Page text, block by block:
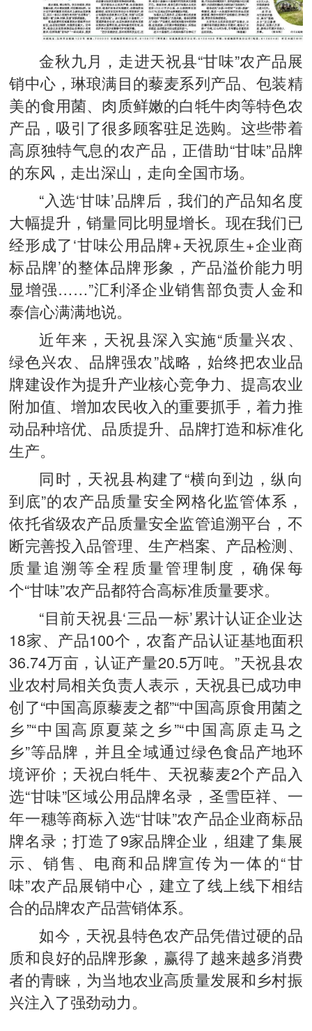
金秋九月，走进天祝县“甘味”农产品展
销中心，琳琅满目的藜麦系列产品、包装精
美的食用菌、肉质鲜嫩的白牦牛肉等特色农
产品，吸引了很多顾客驻足选购。这些带着
高原独特气息的农产品，正借助“甘味”品牌
的东风，走出深山，走向全国市场。
“入选‘甘味’品牌后，我们的产品知名度
大幅提升，销量同比明显增长。现在我们已
经形成了‘甘味公用品牌+天祝原生+企业商
标品牌’的整体品牌形象，产品溢价能力明
显增强……”汇利泽企业销售部负责人金和
泰信心满满地说。
近年来，天祝县深入实施“质量兴农、
绿色兴农、品牌强农”战略，始终把农业品
牌建设作为提升产业核心竞争力、提高农业
附加值、增加农民收入的重要抓手，着力推
动品种培优、品质提升、品牌打造和标准化
生产。
同时，天祝县构建了“横向到边，纵向
到底”的农产品质量安全网格化监管体系，
依托省级农产品质量安全监管追溯平台，不
断完善投入品管理、生产档案、产品检测、
质量追溯等全程质量管理制度，确保每
个“甘味”农产品都符合高标准质量要求。
“目前天祝县‘三品一标’累计认证企业达
18家、产品100个，农畜产品认证基地面积
36.74万亩，认证产量20.5万吨。”天祝县农
业农村局相关负责人表示，天祝县已成功申
创了“中国高原藜麦之都”“中国高原食用菌之
乡”“中国高原夏菜之乡”“中国高原走马之
乡”等品牌，并且全域通过绿色食品产地环
境评价；天祝白牦牛、天祝藜麦2个产品入
选“甘味”区域公用品牌名录，圣雪臣祥、一
年一穗等商标入选“甘味”农产品企业商标品
牌名录；打造了9家品牌企业，组建了集展
示、销售、电商和品牌宣传为一体的“甘
味”农产品展销中心，建立了线上线下相结
合的品牌农产品营销体系。
如今，天祝县特色农产品凭借过硬的品
质和良好的品牌形象，赢得了越来越多消费
者的青睐，为当地农业高质量发展和乡村振
兴注入了强劲动力。